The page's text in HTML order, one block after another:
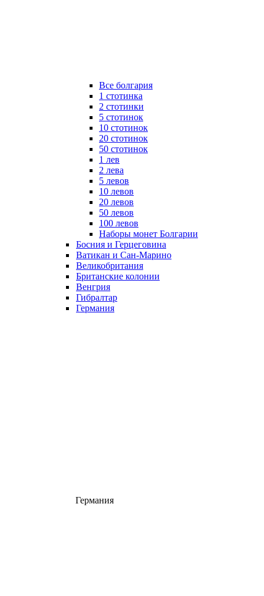
Все болгария
1 стотинка
2 стотинки
5 стотинок
10 стотинок
20 стотинок
50 стотинок
1 лев
2 лева
5 левов
10 левов
20 левов
50 левов
100 левов
Наборы монет Болгарии
Босния и Герцеговина
Ватикан и Сан-Марино
Великобритания
Британские колонии
Венгрия
Гибралтар
Германия
Германия